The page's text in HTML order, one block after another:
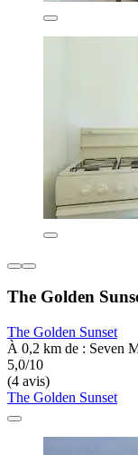
The Golden
The Golden Sunset
À 0,2 km de : Seven
5,0/10
(4 avis)
The Golden Sunset